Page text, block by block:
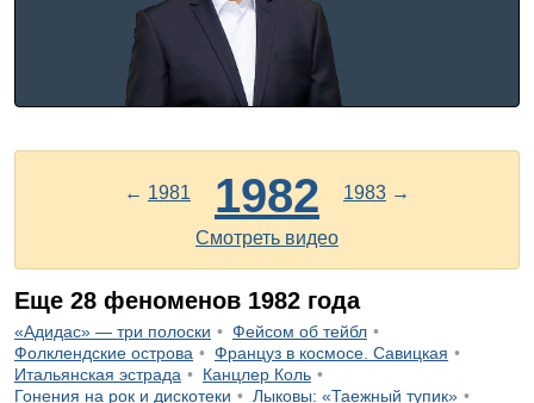
← 1981 1982 1983 →
Смотреть видео
Еще 28 феноменов 1982 года
«Адидас» — три полоски
Фейсом об тейбл
Фолклендские острова
Француз в космосе. Савицкая
Итальянская эстрада
Канцлер Коль
Гонения на рок и дискотеки
Лыковы: «Таежный тупик»